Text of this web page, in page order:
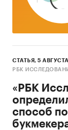
СТАТЬЯ, 5
РБК
«РБК
способ